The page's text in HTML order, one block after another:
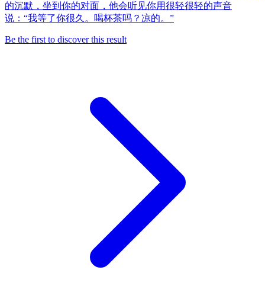
的沉默，坐到你的对面，他会听见你用很轻很轻的声音
说：“我等了你很久。喝杯茶吗？凉的。”
Be the first to discover this result